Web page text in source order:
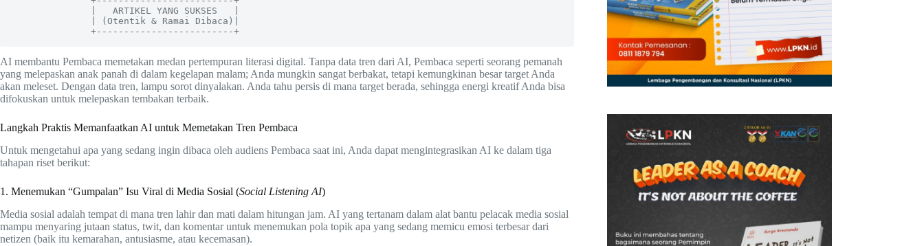
AI membantu Pembaca memetakan medan pertempuran literasi digital. Tanpa data tren dari AI, Pembaca seperti seorang pemanah
yang melepaskan anak panah di dalam kegelapan malam; Anda mungkin sangat berbakat, tetapi kemungkinan besar target Anda
akan meleset. Dengan data tren, lampu sorot dinyalakan. Anda tahu persis di mana target berada, sehingga energi kreatif Anda bisa
difokuskan untuk melepaskan tembakan terbaik.
Langkah Praktis Memanfaatkan AI untuk Memetakan Tren Pembaca
Untuk mengetahui apa yang sedang ingin dibaca oleh audiens Pembaca saat ini, Anda dapat mengintegrasikan AI ke dalam tiga
tahapan riset berikut:
1. Menemukan “Gumpalan” Isu Viral di Media Sosial (Social Listening AI)
Media sosial adalah tempat di mana tren lahir dan mati dalam hitungan jam. AI yang tertanam dalam alat bantu pelacak media sosial
mampu menyaring jutaan status, twit, dan komentar untuk menemukan pola topik apa yang sedang memicu emosi terbesar dari
netizen (baik itu kemarahan, antusiasme, atau kecemasan).